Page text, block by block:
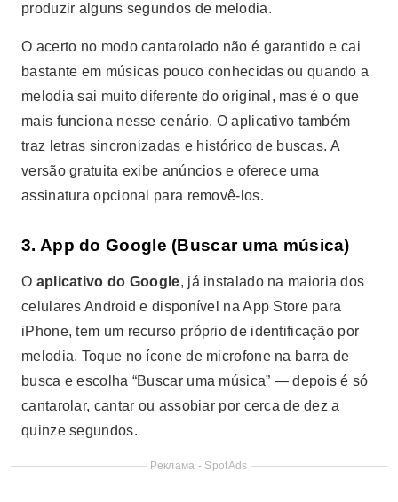
produzir alguns segundos de melodia.
O acerto no modo cantarolado não é garantido e cai
bastante em músicas pouco conhecidas ou quando a
melodia sai muito diferente do original, mas é o que
mais funciona nesse cenário. O aplicativo também
traz letras sincronizadas e histórico de buscas. A
versão gratuita exibe anúncios e oferece uma
assinatura opcional para removê-los.
3. App do Google (Buscar uma música)
О aplicativo do Google, já instalado na maioria dos
celulares Android e disponível na App Store para
iPhone, tem um recurso próprio de identificação por
melodia. Toque no ícone de microfone na barra de
busca e escolha “Buscar uma música” — depois é só
cantarolar, cantar ou assobiar por cerca de dez a
quinze segundos.
Реклама - SpotAds